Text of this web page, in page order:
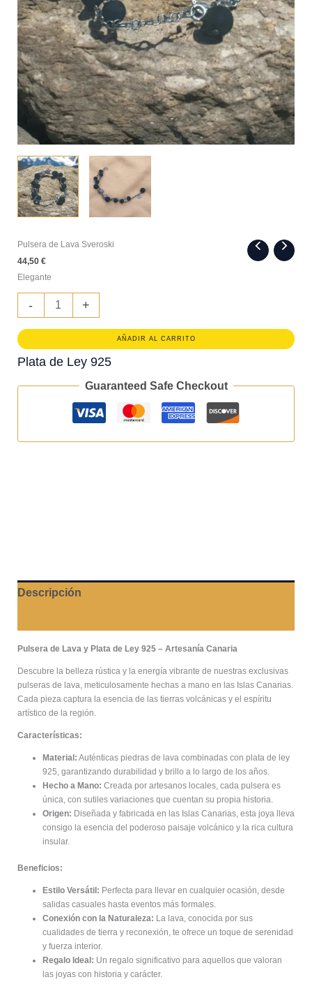
Pulsera de Lava Sveroski
44,50 €
Elegante
-
Lava
Sveroski
cantidad
+
AÑADIR AL CARRITO
Plata de Ley 925
Guaranteed Safe Checkout
Descripción
Pulsera de Lava y Plata de Ley 925 – Artesanía Canaria
Descubre la belleza rústica y la energía vibrante de nuestras exclusivas
pulseras de lava, meticulosamente hechas a mano en las Islas Canarias.
Cada pieza captura la esencia de las tierras volcánicas y el espíritu
artístico de la región.
Características:
Material: Auténticas piedras de lava combinadas con plata de ley
925, garantizando durabilidad y brillo a lo largo de los años.
Hecho a Mano: Creada por artesanos locales, cada pulsera es
única, con sutiles variaciones que cuentan su propia historia.
Origen: Diseñada y fabricada en las Islas Canarias, esta joya lleva
consigo la esencia del poderoso paisaje volcánico y la rica cultura
insular.
Beneficios:
Estilo Versátil: Perfecta para llevar en cualquier ocasión, desde
salidas casuales hasta eventos más formales.
Conexión con la Naturaleza: La lava, conocida por sus
cualidades de tierra y reconexión, te ofrece un toque de serenidad
y fuerza interior.
Regalo Ideal: Un regalo significativo para aquellos que valoran
las joyas con historia y carácter.